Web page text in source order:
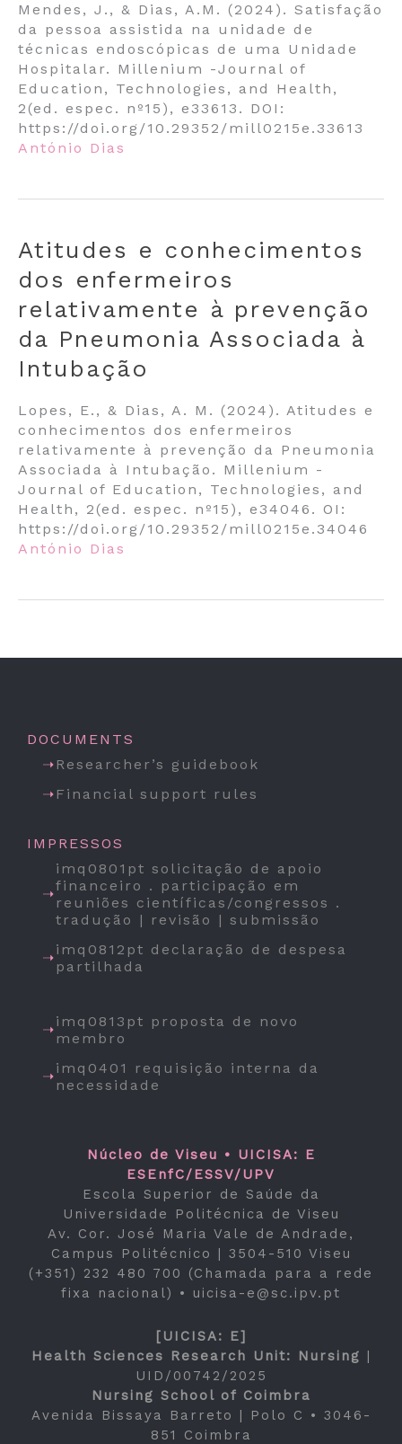
Mendes, J., & Dias, A.M. (2024). Satisfação
da pessoa assistida na unidade de
técnicas endoscópicas de uma Unidade
Hospitalar. Millenium -Journal of
Education, Technologies, and Health,
2(ed. espec. nº15), e33613. DOI:
https://doi.org/10.29352/mill0215e.33613
António Dias
Atitudes e conhecimentos
dos enfermeiros
relativamente à prevenção
da Pneumonia Associada à
Intubação
Lopes, E., & Dias, A. M. (2024). Atitudes e
conhecimentos dos enfermeiros
relativamente à prevenção da Pneumonia
Associada à Intubação. Millenium -
Journal of Education, Technologies, and
Health, 2(ed. espec. nº15), e34046. OI:
https://doi.org/10.29352/mill0215e.34046
António Dias
DOCUMENTS
Researcher’s guidebook
Financial support rules
IMPRESSOS
imq0801pt solicitação de apoio
financeiro . participação em
reuniões científicas/congressos .
tradução | revisão | submissão
imq0812pt declaração de despesa
partilhada
imq0813pt proposta de novo
membro
imq0401 requisição interna da
necessidade
Núcleo de Viseu • UICISA: E
ESEnfC/ESSV/UPV
Escola Superior de Saúde da
Universidade Politécnica de Viseu
Av. Cor. José Maria Vale de Andrade,
Campus Politécnico | 3504-510 Viseu
(+351) 232 480 700 (Chamada para a rede
fixa nacional) • uicisa-e@sc.ipv.pt
[UICISA: E]
Health Sciences Research Unit: Nursing |
UID/00742/2025
Nursing School of Coimbra
Avenida Bissaya Barreto | Polo C • 3046-
851 Coimbra